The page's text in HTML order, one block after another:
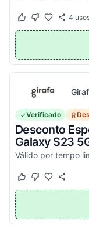
Este cupom
Este cupom
4
Verificado
Desconto
Galaxy S23
Este cupom
Este cupom